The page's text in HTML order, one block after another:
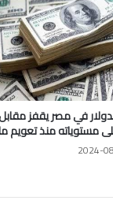
في مصر يقفز مقابل
مستوياته منذ تعويم
2024-